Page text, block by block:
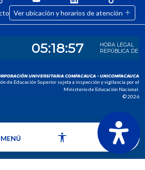
Ver ubicación y horarios de atención
UNIVERSITARIA COMFACAUCA - UNICOMFACAUCA
de Educación Superior sujeta a inspección y vigilancia por el
Ministerio de Educación Nacional.
© 2026
MENÚ